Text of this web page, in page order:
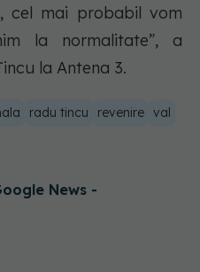
cel mai probabil vom
la normalitate”, a
la Antena 3.
radu tincu revenire val
News -